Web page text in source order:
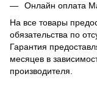
Онлайн оплата
На все товары
обязательства по
Гарантия
месяцев в
производителя.